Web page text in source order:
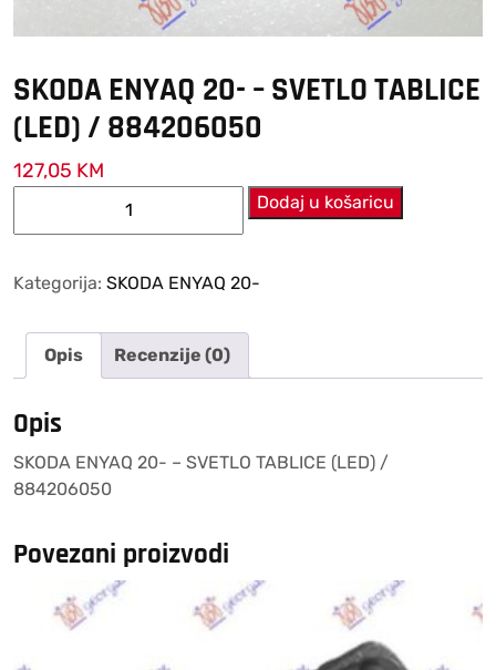
SKODA ENYAQ 20- – SVETLO TABLICE
(LED) / 884206050
127,05 KM
–
TABLICE
(LED)
/
884206050
količina
Dodaj u košaricu
Kategorija: SKODA ENYAQ 20-
Opis Recenzije (0)
Opis
SKODA ENYAQ 20- – SVETLO TABLICE (LED) /
884206050
Povezani proizvodi